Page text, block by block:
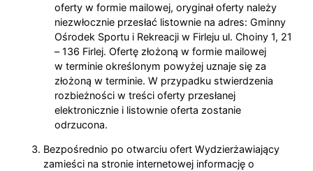
oferty w formie mailowej, oryginał oferty należy
niezwłocznie przesłać listownie na adres: Gminny
Ośrodek Sportu i Rekreacji w Firleju ul. Choiny 1, 21
– 136 Firlej. Ofertę złożoną w formie mailowej
w terminie określonym powyżej uznaje się za
złożoną w terminie. W przypadku stwierdzenia
rozbieżności w treści oferty przesłanej
elektronicznie i listownie oferta zostanie
odrzucona.
Bezpośrednio po otwarciu ofert Wydzierżawiający
zamieści na stronie internetowej informację o